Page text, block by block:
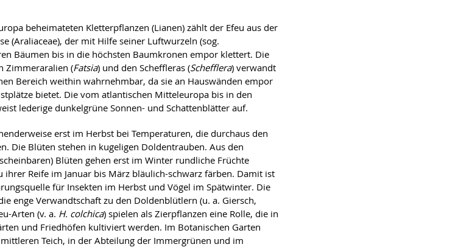
beheimateten Kletterpflanzen (Lianen) zählt der Efeu aus der
(Araliaceae), der mit Hilfe seiner Luftwurzeln (sog.
Bäumen bis in die höchsten Baumkronen empor klettert. Die
Zimmeraralien (Fatsia) und den Scheffleras (Schefflera) verwandt
Bereich weithin wahrnehmbar, da sie an Hauswänden empor
bietet. Die vom atlantischen Mitteleuropa bis in den
lederige dunkelgrüne Sonnen- und Schattenblätter auf.
erst im Herbst bei Temperaturen, die durchaus den
Die Blüten stehen in kugeligen Doldentrauben. Aus den
Blüten gehen erst im Winter rundliche Früchte
ihrer Reife im Januar bis März bläulich-schwarz färben. Damit ist
für Insekten im Herbst und Vögel im Spätwinter. Die
enge Verwandtschaft zu den Doldenblütlern (u. a. Giersch,
Arten (v. a. H. colchica) spielen als Zierpflanzen eine Rolle, die in
und Friedhöfen kultiviert werden. Im Botanischen Garten
Teich, in der Abteilung der Immergrünen und im